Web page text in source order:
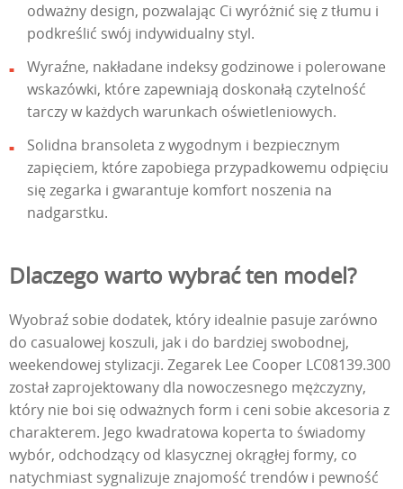
odważny design, pozwalając Ci wyróżnić się z tłumu i
podkreślić swój indywidualny styl.
Wyraźne, nakładane indeksy godzinowe i polerowane
wskazówki, które zapewniają doskonałą czytelność
tarczy w każdych warunkach oświetleniowych.
Solidna bransoleta z wygodnym i bezpiecznym
zapięciem, które zapobiega przypadkowemu odpięciu
się zegarka i gwarantuje komfort noszenia na
nadgarstku.
Dlaczego warto wybrać ten model?
Wyobraź sobie dodatek, który idealnie pasuje zarówno
do casualowej koszuli, jak i do bardziej swobodnej,
weekendowej stylizacji. Zegarek Lee Cooper LC08139.300
został zaprojektowany dla nowoczesnego mężczyzny,
który nie boi się odważnych form i ceni sobie akcesoria z
charakterem. Jego kwadratowa koperta to świadomy
wybór, odchodzący od klasycznej okrągłej formy, co
natychmiast sygnalizuje znajomość trendów i pewność